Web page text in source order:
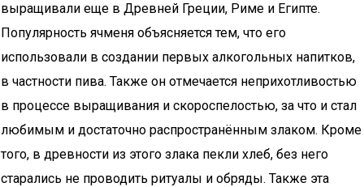
выращивали еще в Древней Греции, Риме и Египте.
Популярность ячменя объясняется тем, что его
использовали в создании первых алкогольных напитков,
в частности пива. Также он отмечается неприхотливостью
в процессе выращивания и скороспелостью, за что и стал
любимым и достаточно распространённым злаком. Кроме
того, в древности из этого злака пекли хлеб, без него
старались не проводить ритуалы и обряды. Также эта